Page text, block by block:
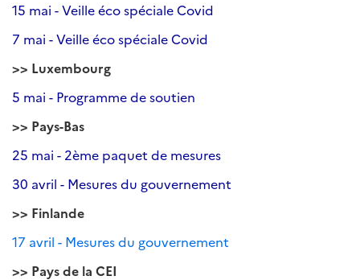
15 mai - Veille éco spéciale Covid
7 mai - Veille éco spéciale Covid
>> Luxembourg
5 mai - Programme de soutien
>> Pays-Bas
25 mai - 2ème paquet de mesures
30 avril - Mesures du gouvernement
>> Finlande
17 avril - Mesures du gouvernement
>> Pays de la CEI